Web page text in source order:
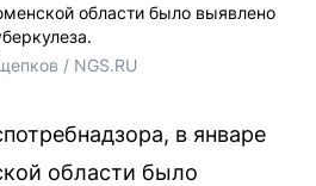
области было выявлено
/ NGS.RU
в январе
области было